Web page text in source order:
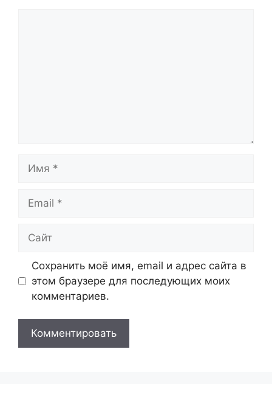
Сохранить моё имя, email и адрес сайта в
этом браузере для последующих моих
комментариев.